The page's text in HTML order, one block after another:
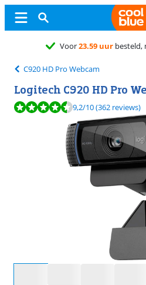
Gratis
C920 HD Pro Webcam
Logitech C920 HD Pro
Beoordeling is 9,2 van de 10,
9,2/10(362 reviews)